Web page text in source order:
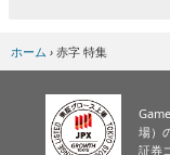
ホーム › 赤字 特集
場）
証券